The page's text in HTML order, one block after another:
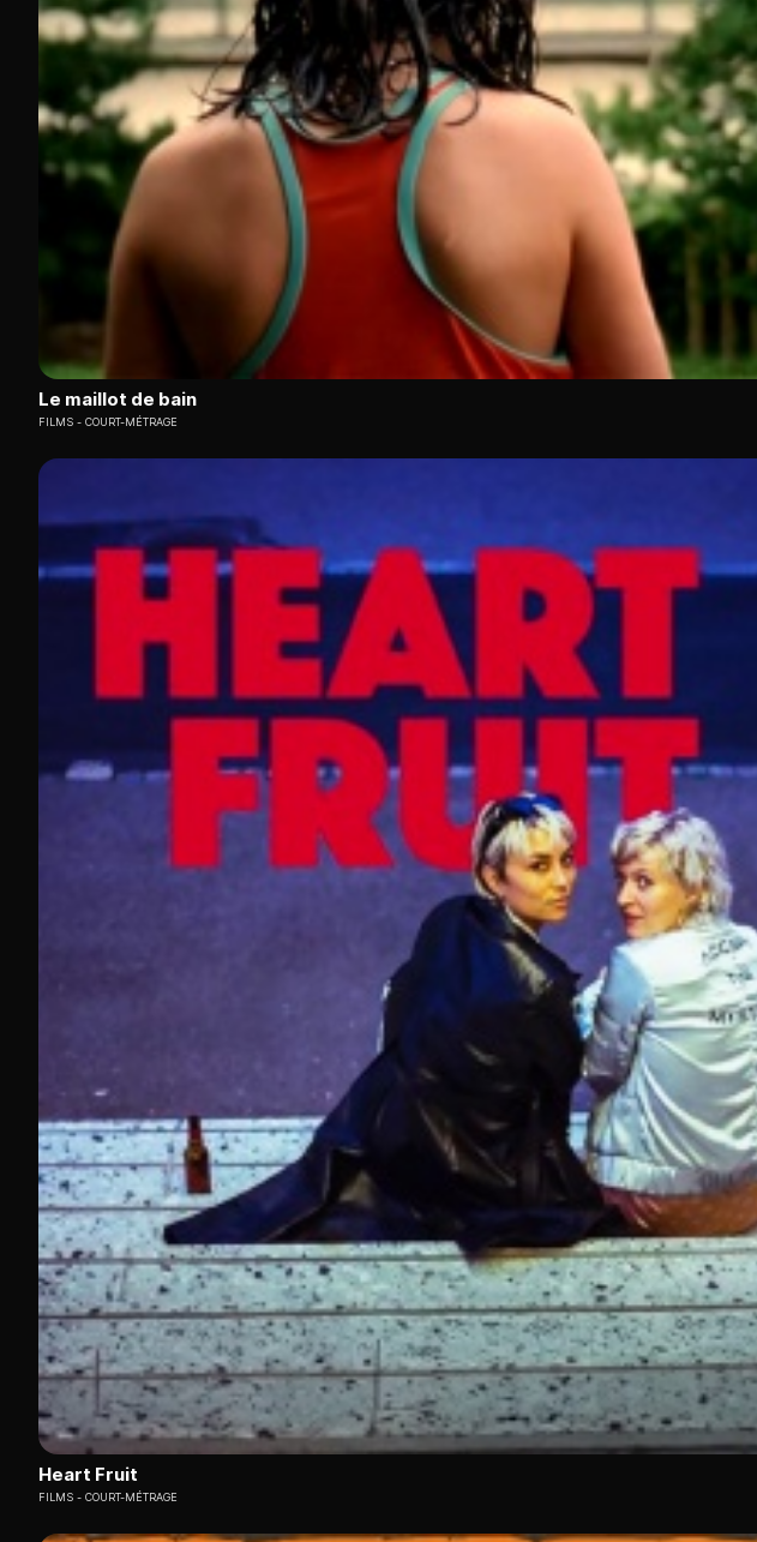
Le maillot de bain
FILMS COURT-MÉTRAGE
Heart Fruit
FILMS COURT-MÉTRAGE